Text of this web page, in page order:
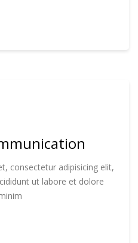
consectetur adipisicing elit,
ut labore et dolore